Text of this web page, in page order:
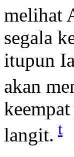
melihat
segala
itupun
akan
langit. t